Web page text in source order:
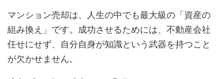
マンション売却は、人生の中でも最大級の「資産の
組み換え」です。成功させるためには、不動産会社
任せにせず、自分自身が知識という武器を持つこと
が欠かせません。